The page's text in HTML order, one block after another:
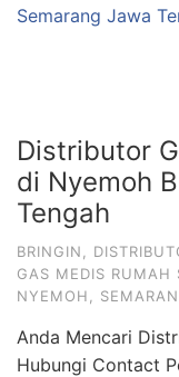
Semarang Jawa
Distributor
di Nyemoh
Tengah
BRINGIN
GAS MEDIS RUMAH
NYEMOH
Anda Mencari
Hubungi Contact